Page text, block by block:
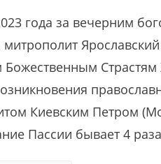
года за вечерним
митрополит
Божественным
Киевским Петром
Пассии бывает 4